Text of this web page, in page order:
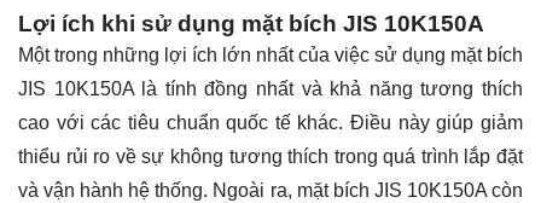
Lợi ích khi sử dụng mặt bích JIS 10K150A
Một trong những lợi ích lớn nhất của việc sử dụng mặt bích
JIS 10K150A là tính đồng nhất và khả năng tương thích
cao với các tiêu chuẩn quốc tế khác. Điều này giúp giảm
thiểu rủi ro về sự không tương thích trong quá trình lắp đặt
và vận hành hệ thống. Ngoài ra, mặt bích JIS 10K150A còn